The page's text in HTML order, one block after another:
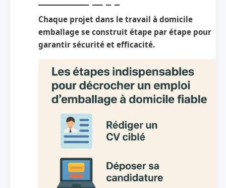
Chaque projet dans le travail à domicile
emballage se construit étape par étape pour
garantir sécurité et efficacité.